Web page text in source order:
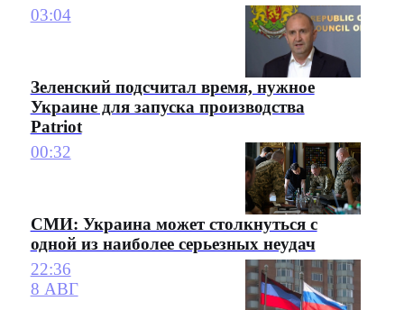
03:04
Зеленский подсчитал время, нужное
Украине для запуска производства
Patriot
00:32
СМИ: Украина может столкнуться с
одной из наиболее серьезных неудач
22:36
8 АВГ